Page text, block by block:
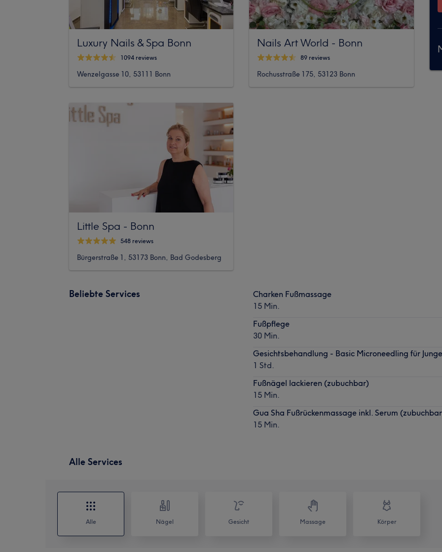
Luxury Nails & Spa Bonn
1094 reviews
Wenzelgasse 10, 53111 Bonn
Little Spa - Bonn
548 reviews
Bürgerstraße 1, 53173 Bonn, Bad Godesberg
Nails Art World - Bonn
89 reviews
Rochusstraße 175, 53123 Bonn
Beliebte Services
Charken Fußmassage
15 Min.
Fußpflege
30 Min.
Gesichtsbehandlung - Basic Microneedling für
1 Std.
Fußnägel lackieren (zubuchbar)
15 Min.
Gua Sha Fußrückenmassage inkl. Serum
15 Min.
Alle Services
Alle Nägel Gesicht Massage Körper